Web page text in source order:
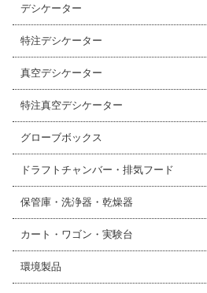
デシケーター
特注デシケーター
真空デシケーター
特注真空デシケーター
グローブボックス
ドラフトチャンバー・排気フード
保管庫・洗浄器・乾燥器
カート・ワゴン・実験台
環境製品